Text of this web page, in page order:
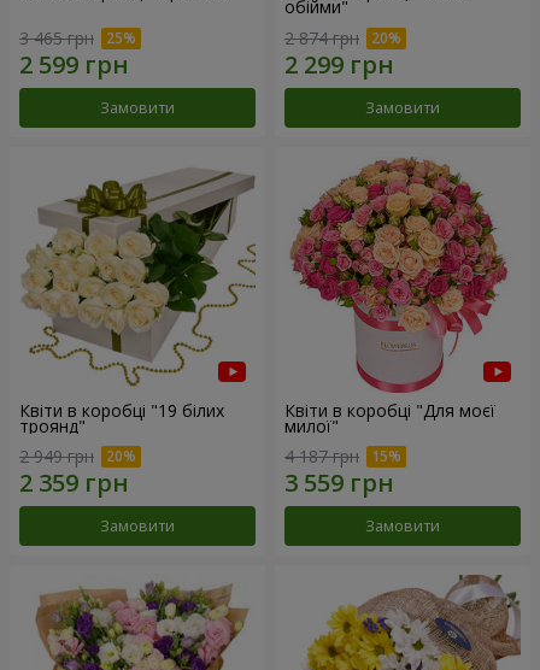
3 465 грн
Замовити
обійми"
2 874 грн
Замовити
Квіти в коробці "19 білих
троянд"
2 949 грн
Замовити
Квіти в коробці "Для моєї
милої"
4 187 грн
Замовити